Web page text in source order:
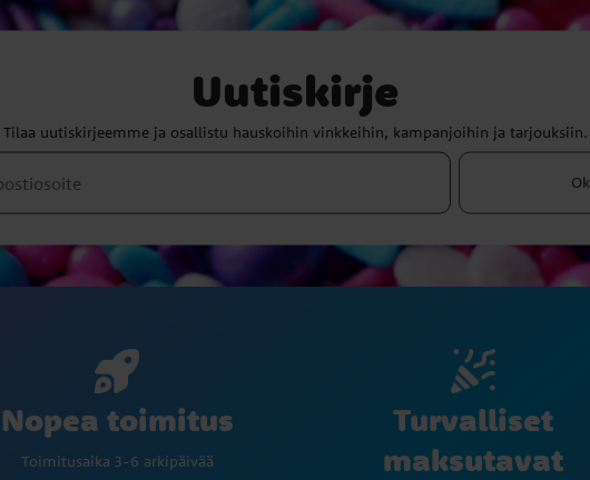
Uutiskirje
Tilaa uutiskirjeemme ja osallistu hauskoihin vinkkeihin, kampanjoihin ja tarjouksiin.
Ok
Nopea toimitus
Toimitusaika 3-6 arkipäivää
Turvalliset
maksutavat